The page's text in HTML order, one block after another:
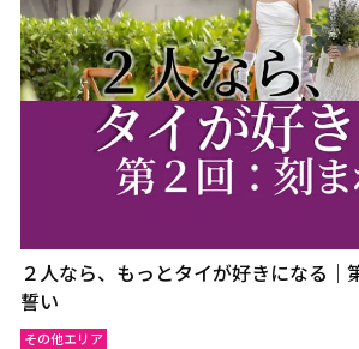
２人なら、もっとタイが好きになる｜
誓い
その他エリア